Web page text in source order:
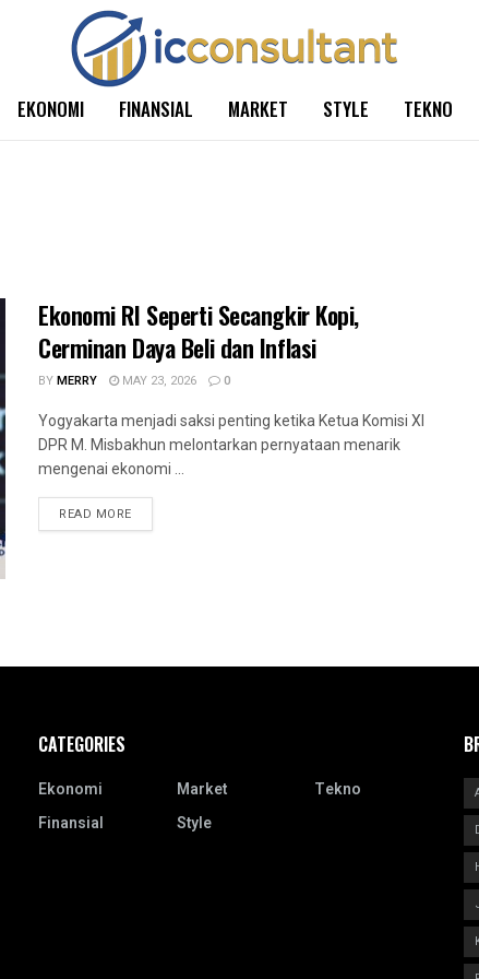
EKONOMI FINANSIAL MARKET STYLE TEKNO
Ekonomi RI Seperti Secangkir Kopi,
Cerminan Daya Beli dan Inflasi
BYMERRY MAY 23, 2026 0
Yogyakarta menjadi saksi penting ketika Ketua Komisi XI
DPR M. Misbakhun melontarkan pernyataan menarik
mengenai ekonomi ...
READ MORE
CATEGORIES
Ekonomi
Finansial
Market
Style
Tekno